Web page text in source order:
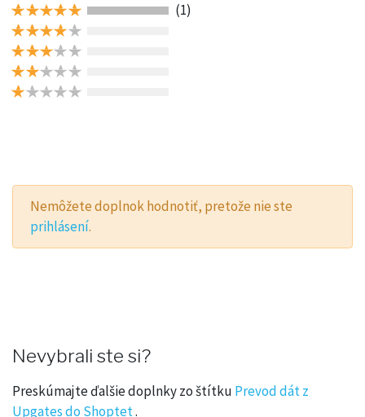
(1)
Nemôžete doplnok hodnotiť, pretože nie ste
prihlásení.
Nevybrali ste si?
Preskúmajte ďalšie doplnky zo štítku Prevod dát z
Upgates do Shoptet.